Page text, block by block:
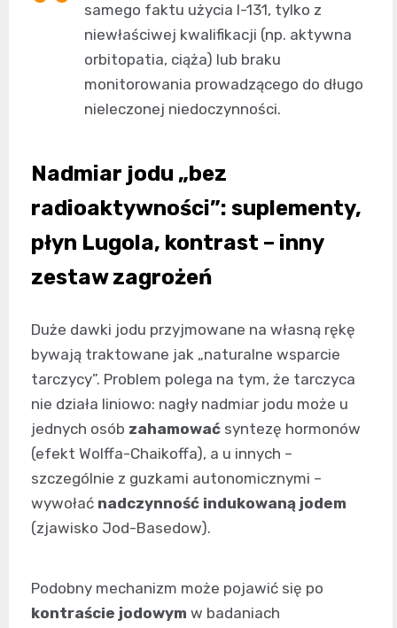
samego faktu użycia I-131, tylko z
niewłaściwej kwalifikacji (np. aktywna
orbitopatia, ciąża) lub braku
monitorowania prowadzącego do długo
nieleczonej niedoczynności.
Nadmiar jodu „bez
radioaktywności”: suplementy,
płyn Lugola, kontrast – inny
zestaw zagrożeń
Duże dawki jodu przyjmowane na własną rękę
bywają traktowane jak „naturalne wsparcie
tarczycy”. Problem polega na tym, że tarczyca
nie działa liniowo: nagły nadmiar jodu może u
jednych osób zahamować syntezę hormonów
(efekt Wolffa-Chaikoffa), a u innych –
szczególnie z guzkami autonomicznymi –
wywołać nadczynność indukowaną jodem
(zjawisko Jod-Basedow).
Podobny mechanizm może pojawić się po
kontraście jodowym w badaniach